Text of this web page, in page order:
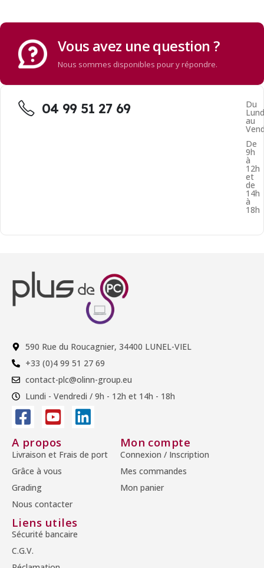
Vous avez une question ?
Nous sommes disponibles pour y répondre.
04 99 51 27 69 Du
au
De
9h
à
12h
et
de
14h
à
18h
590 Rue du Roucagnier, 34400 LUNEL-VIEL
+33 (0)4 99 51 27 69
contact-plc@olinn-group.eu
Lundi - Vendredi / 9h - 12h et 14h - 18h
A propos
Livraison et Frais de port
Grâce à vous
Grading
Nous contacter
Mon compte
Connexion / Inscription
Mes commandes
Mon panier
Liens utiles
Sécurité bancaire
C.G.V.